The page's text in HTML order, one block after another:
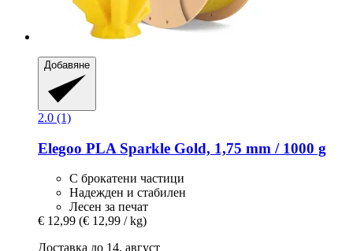
Добавяне
2.0 (1)
Elegoo PLA Sparkle Gold, 1,75 mm / 1000 g
С брокатени частици
Надежден и стабилен
Лесен за печат
€ 12,99 (€ 12,99 / kg)
Доставка до 14. август